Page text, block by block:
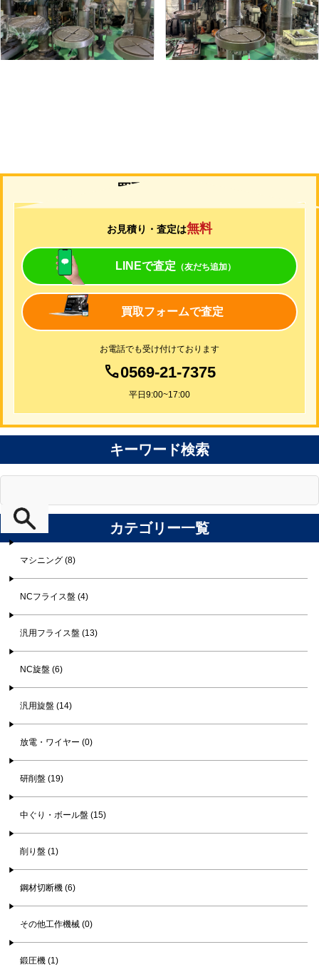
形 式YD2-55
年 式-
形 式YUD-600
年 式-
買取について
お見積り・査定は無料
LINEで査定 （友だち追加）
買取フォームで査定
お電話でも受け付けております
0569-21-7375
平日9:00~17:00
キーワード検索
カテゴリー一覧
マシニング (8)
NCフライス盤 (4)
汎用フライス盤 (13)
NC旋盤 (6)
汎用旋盤 (14)
放電・ワイヤー (0)
研削盤 (19)
中ぐり・ボール盤 (15)
削り盤 (1)
鋼材切断機 (6)
その他工作機械 (0)
鍛圧機 (1)